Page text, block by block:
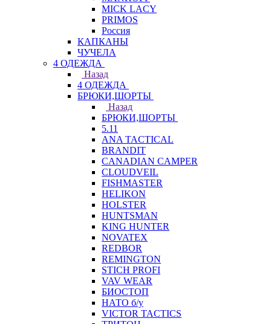
MICK LACY
PRIMOS
Россия
КАПКАНЫ
ЧУЧЕЛА
4 ОДЕЖДА
Назад
4 ОДЕЖДА
БРЮКИ,ШОРТЫ
Назад
БРЮКИ,ШОРТЫ
5.11
ANA TACTICAL
BRANDIT
CANADIAN CAMPER
CLOUDVEIL
FISHMASTER
HELIKON
HOLSTER
HUNTSMAN
KING HUNTER
NOVATEX
REDBOR
REMINGTON
STICH PROFI
VAV WEAR
БИОСТОП
НАТО б/у
VICTOR TACTICS